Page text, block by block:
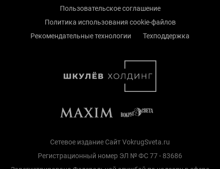
Пользовательское соглашение
Политика использования cookie-файлов
Рекомендательные технологии
Техподдержка
Сетевое издание Сайт VokrugSveta.ru
Регистрационный номер ЭЛ № ФС 77 - 83686